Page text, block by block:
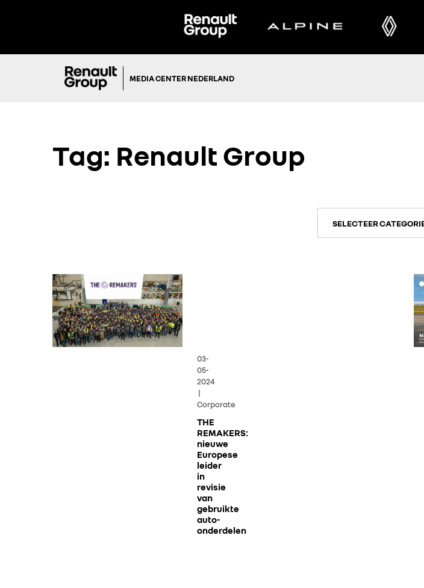
MEDIA CENTER NEDERLAND
Tag: Renault Group
03-
05-
2024
|
Corporate
THE
REMAKERS:
nieuwe
Europese
leider
in
revisie
van
gebruikte
auto-
onderdelen